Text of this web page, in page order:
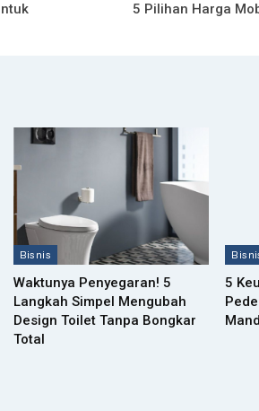
5 Pilihan Harga
Bisnis
Waktunya Penyegaran! 5
Langkah Simpel Mengubah
Design Toilet Tanpa Bongkar
Total
5